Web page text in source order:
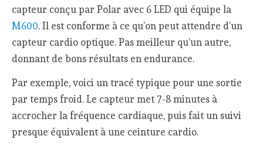
capteur conçu par Polar avec 6 LED qui équipe la
M600. Il est conforme à ce qu’on peut attendre d’un
capteur cardio optique. Pas meilleur qu’un autre,
donnant de bons résultats en endurance.
Par exemple, voici un tracé typique pour une sortie
par temps froid. Le capteur met 7-8 minutes à
accrocher la fréquence cardiaque, puis fait un suivi
presque équivalent à une ceinture cardio.